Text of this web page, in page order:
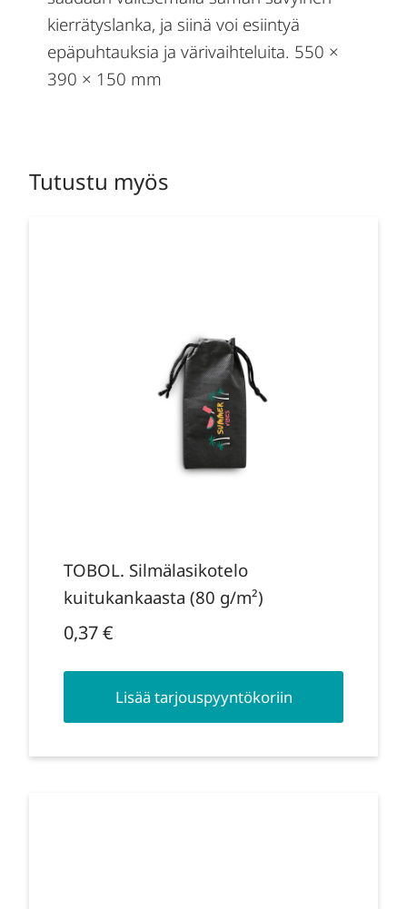
kierrätyslanka, ja siinä voi esiintyä
epäpuhtauksia ja värivaihteluita. 550 ×
390 × 150 mm
Tutustu myös
TOBOL. Silmälasikotelo
kuitukankaasta (80 g/m²)
0,37€
Lisää tarjouspyyntökoriin